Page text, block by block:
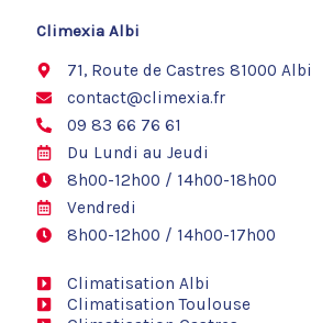
o
Climexia Albi
71, Route de Castres 81000 Albi
contact@climexia.fr
09 83 66 76 61
Du Lundi au Jeudi
8h00-12h00 / 14h00-18h00
Vendredi
8h00-12h00 / 14h00-17h00
Climatisation Albi
Climatisation Toulouse